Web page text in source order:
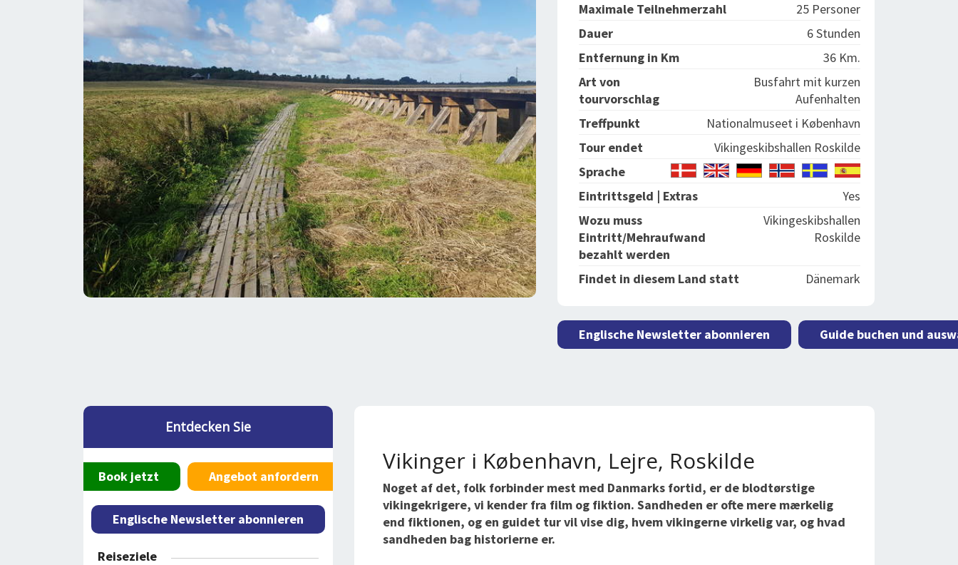
Maximale Teilnehmerzahl
25 Personer
Dauer
6 Stunden
Entfernung in Km
36 Km.
Art von
tourvorschlag
Busfahrt mit kurzen
Aufenhalten
Treffpunkt
Nationalmuseet i København
Tour endet
Vikingeskibshallen Roskilde
Sprache
Eintrittsgeld | Extras
Yes
Wozu muss
Eintritt/Mehraufwand
bezahlt werden
Vikingeskibshallen
Roskilde
Findet in diesem Land statt Dänemark
Englische Newsletter abonnieren Guide buchen und
Vikinger i København, Lejre, Roskilde
Noget af det, folk forbinder mest med Danmarks fortid, er de blodtørstige
vikingekrigere, vi kender fra film og fiktion. Sandheden er ofte mere mærkelig
end fiktionen, og en guidet tur vil vise dig, hvem vikingerne virkelig var, og hvad
sandheden bag historierne er.
Entdecken Sie
Book jetzt Angebot anfordern
Englische Newsletter abonnieren
Reiseziele